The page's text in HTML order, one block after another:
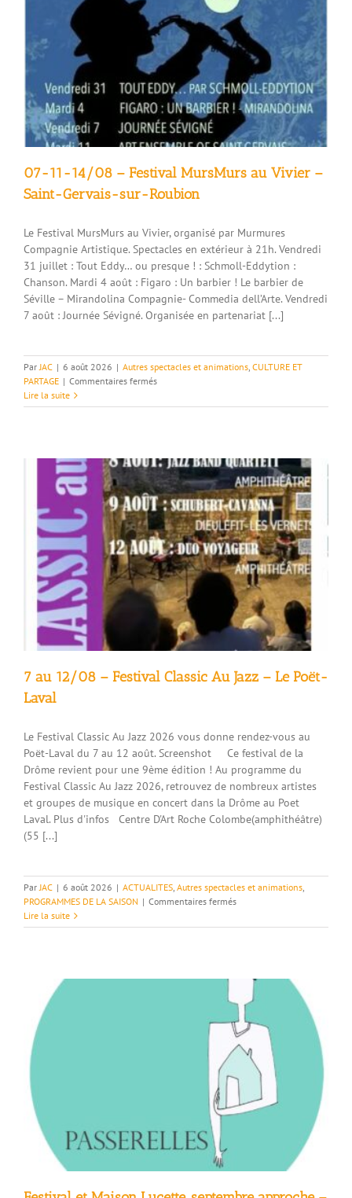
07-11-14/08 – Festival MursMurs au Vivier –
Saint-Gervais-sur-Roubion
Le Festival MursMurs au Vivier, organisé par Murmures
Compagnie Artistique. Spectacles en extérieur à 21h. Vendredi
31 juillet : Tout Eddy… ou presque ! : Schmoll-Eddytion :
Chanson. Mardi 4 août : Figaro : Un barbier ! Le barbier de
Séville – Mirandolina Compagnie- Commedia dell’Arte. Vendredi
7 août : Journée Sévigné. Organisée en partenariat [...]
ParJAC | 6 août 2026 | Autres spectacles et animations, CULTURE ET
PARTAGE | Commentaires ferméssur
11-
MursMurs
au
Vivier
–
Saint-
Gervais-
sur-
Roubion
Lire la suite
7 au 12/08 – Festival Classic Au Jazz – Le Poët-
Laval
Le Festival Classic Au Jazz 2026 vous donne rendez-vous au
Poët-Laval du 7 au 12 août. Screenshot Ce festival de la
Drôme revient pour une 9ème édition ! Au programme du
Festival Classic Au Jazz 2026, retrouvez de nombreux artistes
et groupes de musique en concert dans la Drôme au Poet
Laval. Plus d'infos Centre D'Art Roche Colombe(amphithéâtre)
(55 [...]
ParJAC | 6 août 2026 | ACTUALITES, Autres spectacles et animations,
PROGRAMMES DE LA SAISON | Commentaires ferméssur
au
Classic
Au
–
Le
Poët-
Laval
Lire la suite